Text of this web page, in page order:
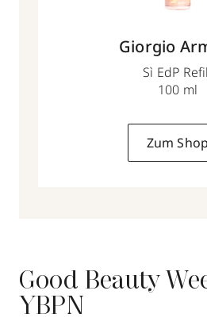
Giorgio
Sì EdP
100 ml
Zum Shop
Good Beauty
YBPN